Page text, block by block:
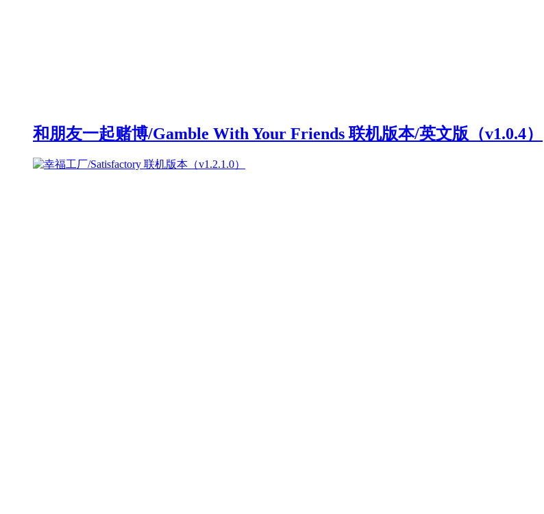
和朋友一起赌博/Gamble With Your Friends 联机版本/英文版（v1.0.4）